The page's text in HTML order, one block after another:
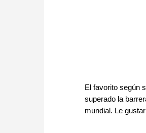
El favorito según
superado la
mundial. Le